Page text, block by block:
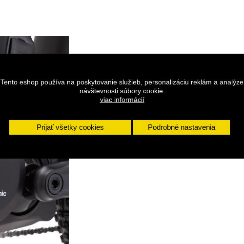
Tento eshop používa na poskytovanie služieb, personalizáciu reklám a analýze
návštevnosti súbory cookie.
viac informácií
Prijať všetky cookies Podrobné nastavenia